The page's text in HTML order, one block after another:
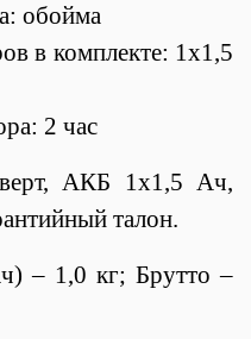
обойма
в комплекте: 1x1,5
2 час
АКБ 1x1,5 Ач,
талон.
– 1,0 кг; Брутто –